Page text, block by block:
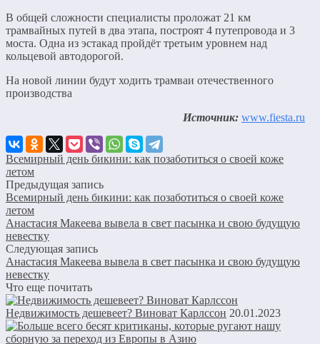
В общей сложности специалисты проложат 21 км
трамвайных путей в два этапа, построят 4 путепровода и 3
моста. Одна из эстакад пройдёт третьим уровнем над
кольцевой автодорогой.
На новой линии будут ходить трамваи отечественного
производства
Источник: www.fiesta.ru
Всемирный день бикини: как позаботиться о своей коже
летом
Предыдущая запись
Всемирный день бикини: как позаботиться о своей коже
летом
Анастасия Макеева вывела в свет пасынка и свою будущую
невестку
Следующая запись
Анастасия Макеева вывела в свет пасынка и свою будущую
невестку
Что еще почитать
Недвижимость дешевеет? Виноват Карлссон 20.01.2023